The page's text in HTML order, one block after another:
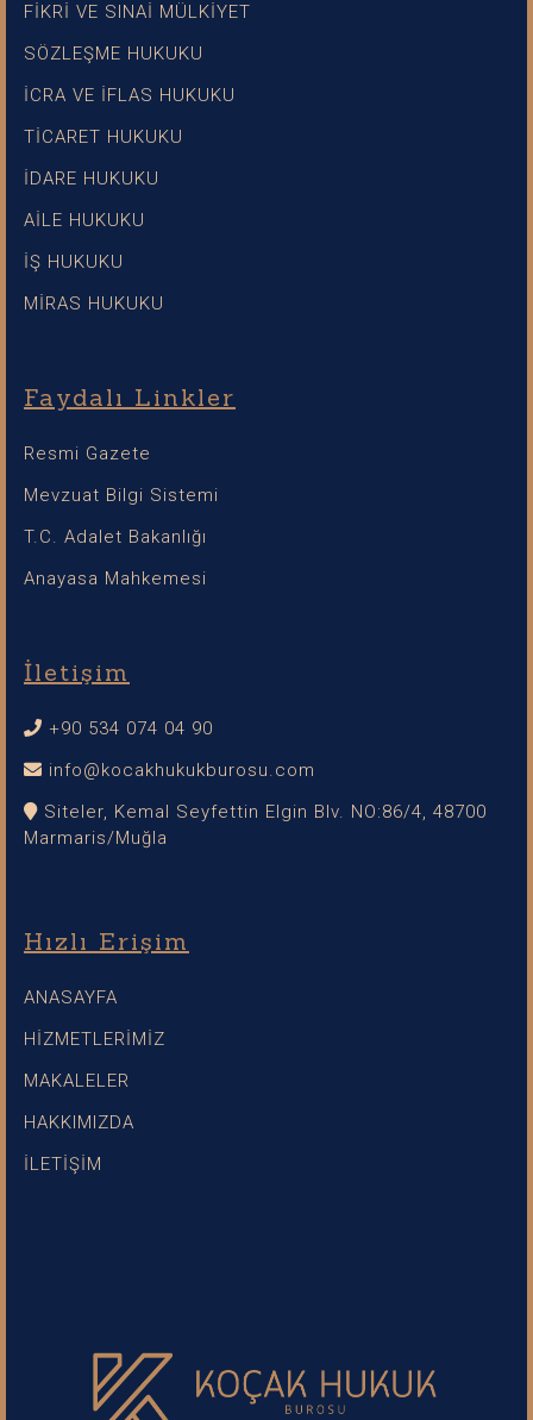
FİKRİ VE SINAİ MÜLKİYET
SÖZLEŞME HUKUKU
İCRA VE İFLAS HUKUKU
TİCARET HUKUKU
İDARE HUKUKU
AİLE HUKUKU
İŞ HUKUKU
MİRAS HUKUKU
Faydalı Linkler
Resmi Gazete
Mevzuat Bilgi Sistemi
T.C. Adalet Bakanlığı
Anayasa Mahkemesi
İletişim
+90 534 074 04 90
info@kocakhukukburosu.com
Siteler, Kemal Seyfettin Elgin Blv. NO:86/4, 48700
Marmaris/Muğla
Hızlı Erişim
ANASAYFA
HİZMETLERİMİZ
MAKALELER
HAKKIMIZDA
İLETİŞİM